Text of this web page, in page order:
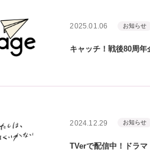
2025.01.06 お知らせ
キャッチ！戦後80周年
2024.12.29 お知らせ
TVerで配信中！ドラマ